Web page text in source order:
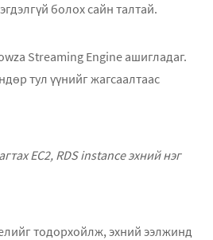
болох сайн талтай.
Streaming Engine ашигладаг.
тул үүнийг жагсаалтаас
EC2, RDS instance эхний нэг
тодорхойлж, эхний ээлжинд